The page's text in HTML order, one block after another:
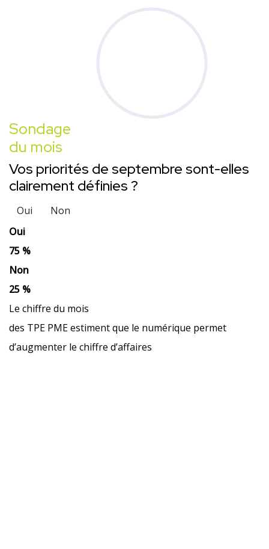
Sondage
du mois
Vos priorités de septembre sont-elles
clairement définies ?
Oui
Non
Oui
75 %
Non
25 %
Le chiffre du mois
des TPE PME estiment que le numérique permet
d’augmenter le chiffre d’affaires